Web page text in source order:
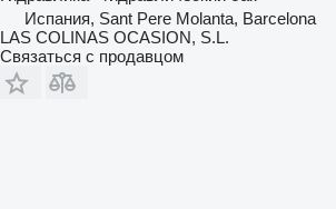
Испания, Sant Pere Molanta, Barcelona
LAS COLINAS OCASION, S.L.
Связаться с продавцом